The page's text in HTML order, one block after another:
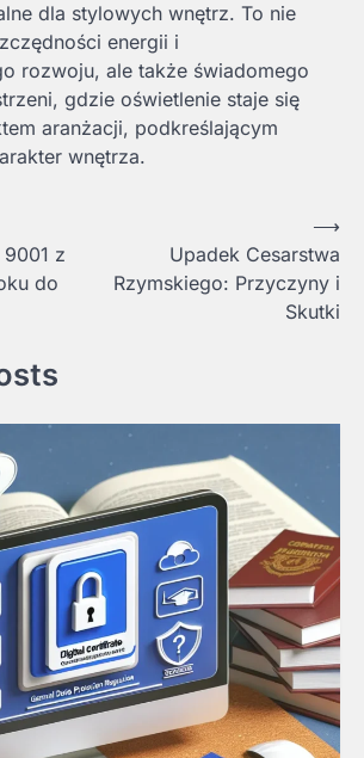
dla stylowych wnętrz. To nie
energii i
rozwoju, ale także świadomego
gdzie oświetlenie staje się
aranżacji, podkreślającym
wnętrza.
z
do
Upadek Cesarstwa
Rzymskiego: Przyczyny i
Skutki
⟶